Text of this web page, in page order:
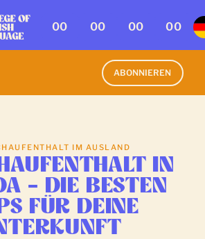
00 00 00 00
ABONNIEREN
IM AUSLAND
IN
– DIE BESTEN
FÜR DEINE